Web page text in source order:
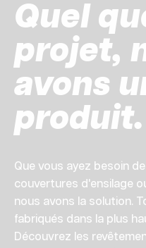
Quel
projet,
avons
produit.
Que vous ayez besoin
couvertures d'ensilage
nous avons la solution.
fabriqués dans la plus
Découvrez les